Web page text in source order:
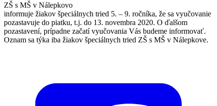
ZŠ s MŠ v Nálepkovo
informuje žiakov špeciálnych tried 5. – 9. ročníka, že sa vyučovanie
pozastavuje do piatku, t.j. do 13. novembra 2020. O ďalšom
pozastavení, prípadne začatí vyučovania Vás budeme informovať.
Oznam sa týka iba žiakov špeciálnych tried ZŠ s MŠ v Nálepkove.